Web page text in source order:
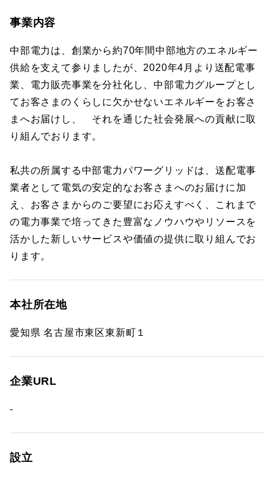
事業内容
中部電力は、創業から約70年間中部地方のエネルギー
供給を支えて参りましたが、2020年4月より送配電事
業、電力販売事業を分社化し、中部電力グループとし
てお客さまのくらしに欠かせないエネルギーをお客さ
まへお届けし、 それを通じた社会発展への貢献に取
り組んでおります。
私共の所属する中部電力パワーグリッドは、送配電事
業者として電気の安定的なお客さまへのお届けに加
え、お客さまからのご要望にお応えすべく、これまで
の電力事業で培ってきた豊富なノウハウやリソースを
活かした新しいサービスや価値の提供に取り組んでお
ります。
本社所在地
愛知県 名古屋市東区東新町１
企業URL
-
設立